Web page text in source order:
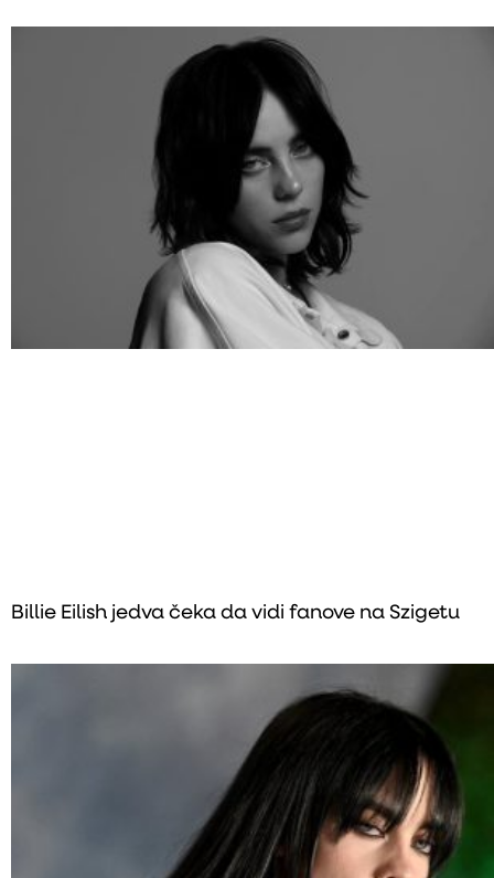
Billie Eilish jedva čeka da vidi fanove na Szigetu